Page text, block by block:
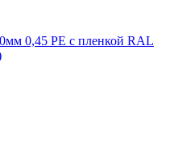
0,45 PE с пленкой RAL